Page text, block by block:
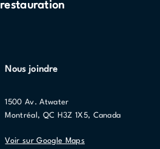
restauration
Nous joindre
1500 Av. Atwater
Montréal, QC H3Z 1X5, Canada
Voir sur Google Maps